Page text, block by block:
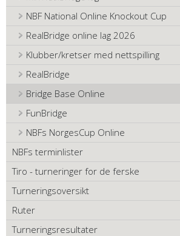
NBF National Online Knockout Cup
RealBridge online lag 2026
Klubber/kretser med nettspilling
RealBridge
Bridge Base Online
FunBridge
NBFs NorgesCup Online
NBFs terminlister
Tiro - turneringer for de ferske
Turneringsoversikt
Ruter
Turneringsresultater